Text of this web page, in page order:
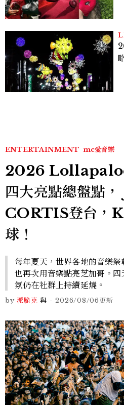
ENTERTAINMENT mc愛音樂
2026
四大亮點總盤點
CORTIS登台，
球！
每年夏天，世界各地的音樂
也再次用音樂點亮芝加哥。
氛仍在社群上持續延燒。
by 派脆克 與 -2026/08/06更新